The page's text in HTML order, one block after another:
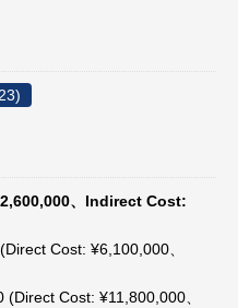
、Indirect Cost:
Cost: ¥6,100,000、
Cost: ¥11,800,000、